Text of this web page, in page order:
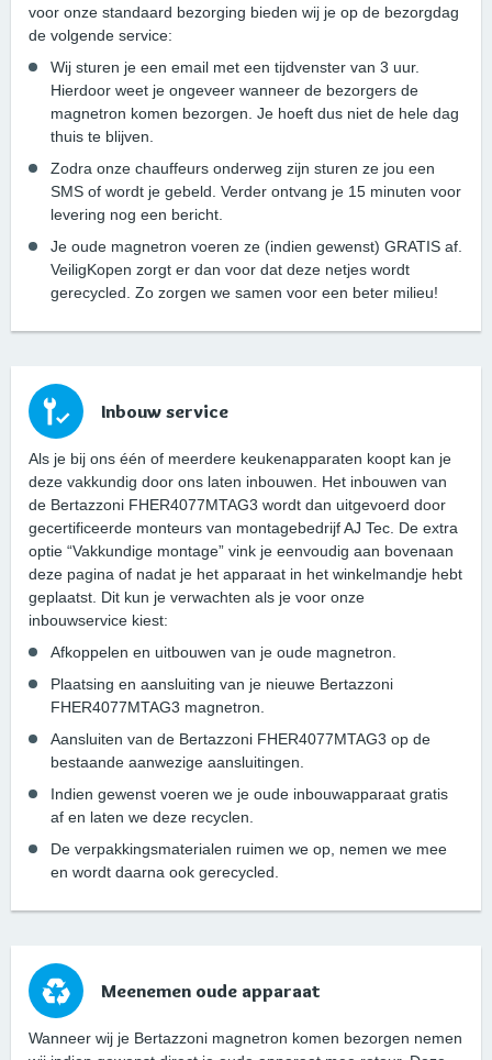
voor onze standaard bezorging bieden wij je op de bezorgdag
de volgende service:
Wij sturen je een email met een tijdvenster van 3 uur.
Hierdoor weet je ongeveer wanneer de bezorgers de
magnetron komen bezorgen. Je hoeft dus niet de hele dag
thuis te blijven.
Zodra onze chauffeurs onderweg zijn sturen ze jou een
SMS of wordt je gebeld. Verder ontvang je 15 minuten voor
levering nog een bericht.
Je oude magnetron voeren ze (indien gewenst) GRATIS af.
VeiligKopen zorgt er dan voor dat deze netjes wordt
gerecycled. Zo zorgen we samen voor een beter milieu!
Inbouw service
Als je bij ons één of meerdere keukenapparaten koopt kan je
deze vakkundig door ons laten inbouwen. Het inbouwen van
de Bertazzoni FHER4077MTAG3 wordt dan uitgevoerd door
gecertificeerde monteurs van montagebedrijf AJ Tec. De extra
optie “Vakkundige montage” vink je eenvoudig aan bovenaan
deze pagina of nadat je het apparaat in het winkelmandje hebt
geplaatst. Dit kun je verwachten als je voor onze
inbouwservice kiest:
Afkoppelen en uitbouwen van je oude magnetron.
Plaatsing en aansluiting van je nieuwe Bertazzoni
FHER4077MTAG3 magnetron.
Aansluiten van de Bertazzoni FHER4077MTAG3 op de
bestaande aanwezige aansluitingen.
Indien gewenst voeren we je oude inbouwapparaat gratis
af en laten we deze recyclen.
De verpakkingsmaterialen ruimen we op, nemen we mee
en wordt daarna ook gerecycled.
Meenemen oude apparaat
Wanneer wij je Bertazzoni magnetron komen bezorgen nemen